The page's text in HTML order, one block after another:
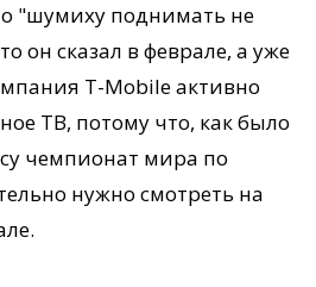
"шумиху поднимать не
он сказал в феврале, а уже
T-Mobile активно
ТВ, потому что, как было
чемпионат мира по
нужно смотреть на